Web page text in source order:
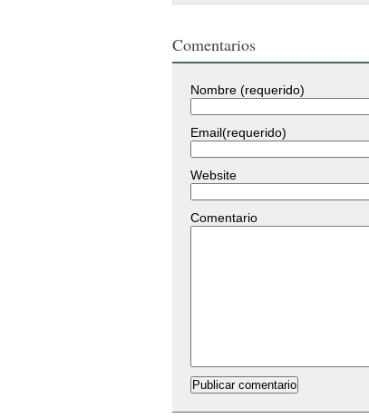
Comentarios
Nombre (requerido)
Email(requerido)
Website
Comentario